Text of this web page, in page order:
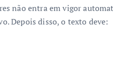
não entra em vigor
Depois disso, o texto deve: